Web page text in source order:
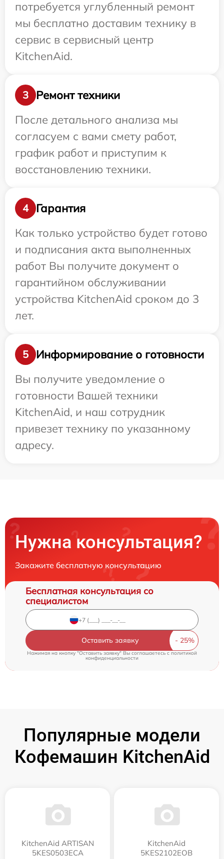
потребуется углубленный ремонт
мы бесплатно доставим технику в
сервис в сервисный центр
KitchenAid.
3
Ремонт техники
После детального анализа мы
согласуем с вами смету работ,
график работ и приступим к
восстановлению техники.
4
Гарантия
Как только устройство будет готово
и подписания акта выполненных
работ Вы получите документ о
гарантийном обслуживании
устройства KitchenAid сроком до 3
лет.
5
Информирование о готовности
Вы получите уведомление о
готовности Вашей техники
KitchenAid, и наш сотрудник
привезет технику по указанному
адресу.
Нужна консультация?
Закажите бесплатную консультацию
Бесплатная консультация со
специалистом
Оставить заявку
Нажимая на кнопку "Оставить заявку" Вы соглашаетесь cполитикой
конфиденциальности
Популярные модели
Кофемашин KitchenAid
KitchenAid ARTISAN
5KES0503ECA
KitchenAid
5KES2102EOB